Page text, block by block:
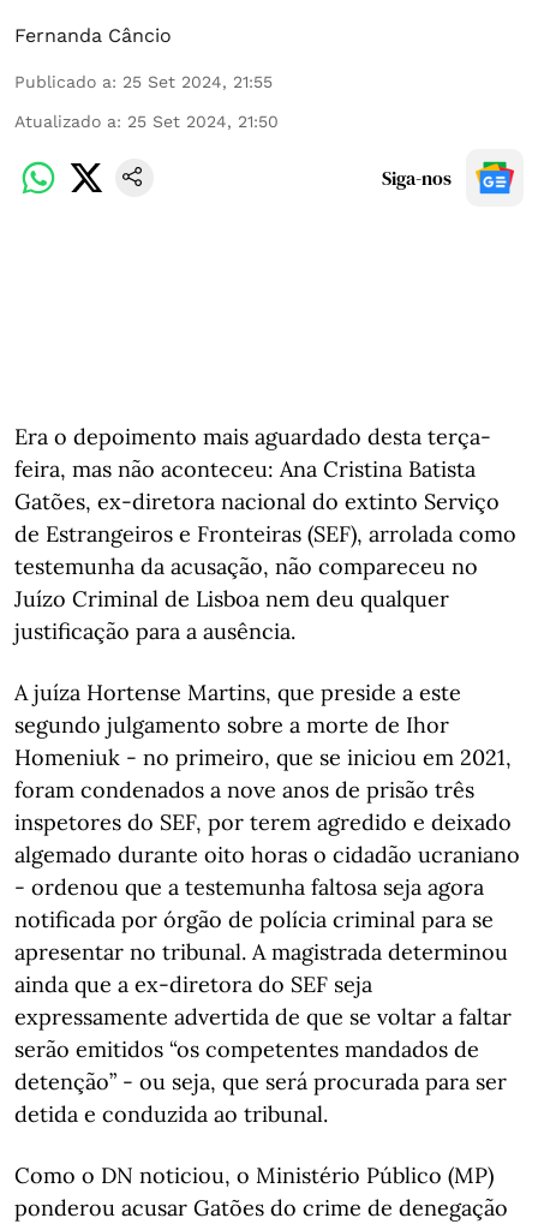
Fernanda Câncio
Publicado a: 25 Set 2024, 21:55
Atualizado a: 25 Set 2024, 21:50
Siga-nos
Era o depoimento mais aguardado desta terça-
feira, mas não aconteceu: Ana Cristina Batista
Gatões, ex-diretora nacional do extinto Serviço
de Estrangeiros e Fronteiras (SEF), arrolada como
testemunha da acusação, não compareceu no
Juízo Criminal de Lisboa nem deu qualquer
justificação para a ausência.
A juíza Hortense Martins, que preside a este
segundo julgamento sobre a morte de Ihor
Homeniuk - no primeiro, que se iniciou em 2021,
foram condenados a nove anos de prisão três
inspetores do SEF, por terem agredido e deixado
algemado durante oito horas o cidadão ucraniano
- ordenou que a testemunha faltosa seja agora
notificada por órgão de polícia criminal para se
apresentar no tribunal. A magistrada determinou
ainda que a ex-diretora do SEF seja
expressamente advertida de que se voltar a faltar
serão emitidos “os competentes mandados de
detenção” - ou seja, que será procurada para ser
detida e conduzida ao tribunal.
Como o DN noticiou, o Ministério Público (MP)
ponderou acusar Gatões do crime de denegação